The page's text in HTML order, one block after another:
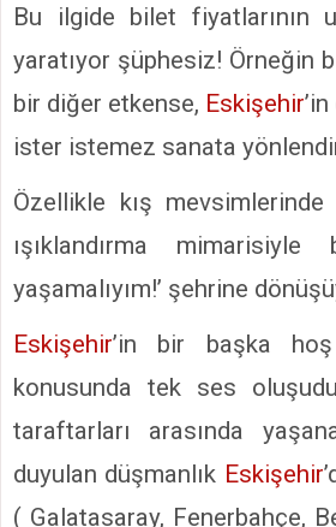
Bu ilgide bilet
yaratıyor şüphesiz! Örneğin
bir diğer etkense, Eskişehir
ister istemez sanata
Özellikle kış
ışıklandırma mimarisiyle
yaşamalıyım!’ şehrine
Eskişehir’in bir başka
konusunda tek ses
taraftarları arasında
duyulan düşmanlık Eskişehir
( Galatasaray, Fenerbahçe,